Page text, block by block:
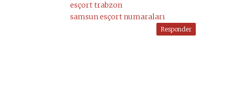
esçort trabzon
samsun esçort numaraları
Responder